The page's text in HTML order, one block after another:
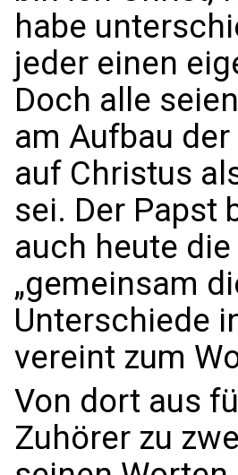
habe
jeder einen
Doch alle
am Aufbau
auf Christus
sei. Der Papst
auch heute
„gemeinsam
Unterschiede
vereint zum
Von dort aus
Zuhörer zu